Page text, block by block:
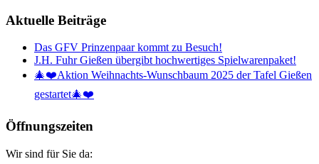
Aktuelle Beiträge
Das GFV Prinzenpaar kommt zu Besuch!
J.H. Fuhr Gießen übergibt hochwertiges Spielwarenpaket!
🎄❤️Aktion Weihnachts-Wunschbaum 2025 der Tafel Gießen
gestartet🎄❤️
Öffnungszeiten
Wir sind für Sie da: